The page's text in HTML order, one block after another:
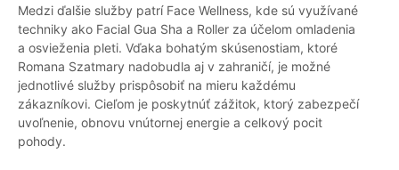
Medzi ďalšie služby patrí Face Wellness, kde sú využívané
techniky ako Facial Gua Sha a Roller za účelom omladenia
a osvieženia pleti. Vďaka bohatým skúsenostiam, ktoré
Romana Szatmary nadobudla aj v zahraničí, je možné
jednotlivé služby prispôsobiť na mieru každému
zákazníkovi. Cieľom je poskytnúť zážitok, ktorý zabezpečí
uvoľnenie, obnovu vnútornej energie a celkový pocit
pohody.